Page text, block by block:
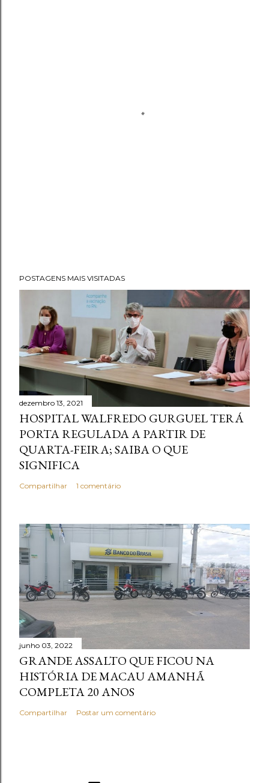
POSTAGENS MAIS VISITADAS
dezembro 13, 2021
HOSPITAL WALFREDO GURGUEL TERÁ
PORTA REGULADA A PARTIR DE
QUARTA-FEIRA; SAIBA O QUE
SIGNIFICA
Compartilhar 1 comentário
junho 03, 2022
GRANDE ASSALTO QUE FICOU NA
HISTÓRIA DE MACAU AMANHÃ
COMPLETA 20 ANOS
Compartilhar Postar um comentário